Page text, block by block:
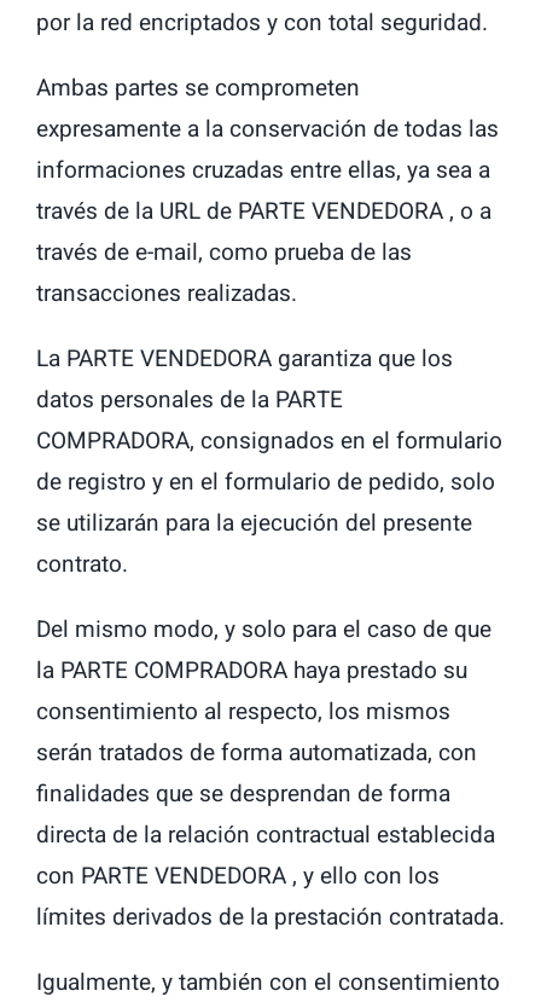
por la red encriptados y con total seguridad.
Ambas partes se comprometen
expresamente a la conservación de todas las
informaciones cruzadas entre ellas, ya sea a
través de la URL de PARTE VENDEDORA , o a
través de e-mail, como prueba de las
transacciones realizadas.
La PARTE VENDEDORA garantiza que los
datos personales de la PARTE
COMPRADORA, consignados en el formulario
de registro y en el formulario de pedido, solo
se utilizarán para la ejecución del presente
contrato.
Del mismo modo, y solo para el caso de que
la PARTE COMPRADORA haya prestado su
consentimiento al respecto, los mismos
serán tratados de forma automatizada, con
finalidades que se desprendan de forma
directa de la relación contractual establecida
con PARTE VENDEDORA , y ello con los
límites derivados de la prestación contratada.
Igualmente, y también con el consentimiento